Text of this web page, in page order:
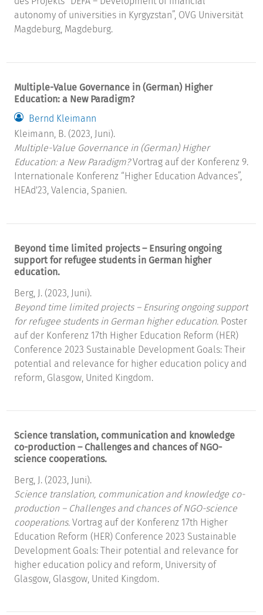
autonomy of universities in Kyrgyzstan”, OVG Universität
Magdeburg, Magdeburg.
Multiple-Value Governance in (German) Higher
Education: a New Paradigm?
Bernd Kleimann
Kleimann, B. (2023, Juni).
Multiple-Value Governance in (German) Higher
Education: a New Paradigm?Vortrag auf der Konferenz 9.
Internationale Konferenz “Higher Education Advances”,
HEAd'23, Valencia, Spanien.
Beyond time limited projects – Ensuring ongoing
support for refugee students in German higher
education.
Berg, J. (2023, Juni).
Beyond time limited projects – Ensuring ongoing support
for refugee students in German higher education. Poster
auf der Konferenz 17th Higher Education Reform (HER)
Conference 2023 Sustainable Development Goals: Their
potential and relevance for higher education policy and
reform, Glasgow, United Kingdom.
Science translation, communication and knowledge
co-production – Challenges and chances of NGO-
science cooperations.
Berg, J. (2023, Juni).
Science translation, communication and knowledge co-
production – Challenges and chances of NGO-science
cooperations. Vortrag auf der Konferenz 17th Higher
Education Reform (HER) Conference 2023 Sustainable
Development Goals: Their potential and relevance for
higher education policy and reform, University of
Glasgow, Glasgow, United Kingdom.